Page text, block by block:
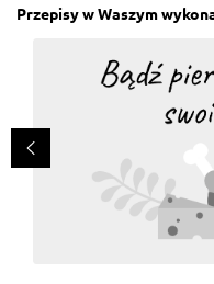
Przepisy w Waszym